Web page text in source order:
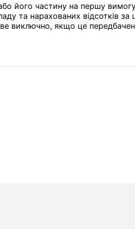
його частину на першу
та нарахованих відсотків
виключно, якщо це